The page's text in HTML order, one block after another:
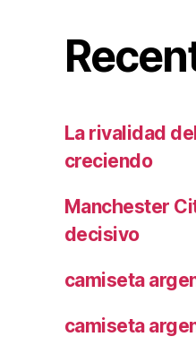
La rivalidad
creciendo
Manchester
decisivo
camiseta
camiseta